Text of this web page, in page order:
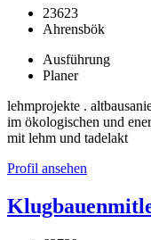
23623
Ahrensbök
Ausführung
Planer
lehmprojekte .
im ökologischen und
mit lehm und tadelakt
Profil ansehen